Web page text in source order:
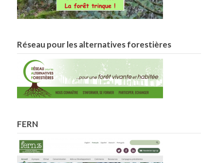
Réseau pour les alternatives forestières
FERN